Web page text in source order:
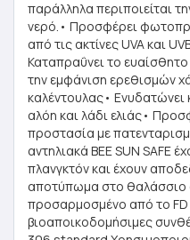
παράλληλα περιποιείται
νερό.• Προσφέρει
από τις ακτίνες UVA και
Καταπραΰνει το
την εμφάνιση ερεθισμών
καλέντουλας• Ενυδατώνει
αλόη και λάδι ελιάς•
προστασία με
αντηλιακά BEE SUN SAFE
πλανγκτόν και έχουν
αποτύπωμα στο θαλάσσιο
προσαρμοσμένο από το
βιοαποικοδομήσιμες